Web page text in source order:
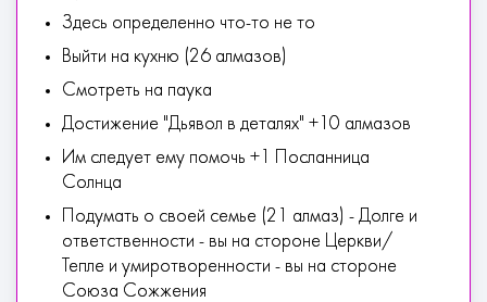
Здесь определенно что-то не то
Выйти на кухню (26 алмазов)
Смотреть на паука
Достижение "Дьявол в деталях" +10 алмазов
Им следует ему помочь +1 Посланница
Солнца
Подумать о своей семье (21 алмаз) - Долге и
ответственности - вы на стороне Церкви/
Тепле и умиротворенности - вы на стороне
Союза Сожжения